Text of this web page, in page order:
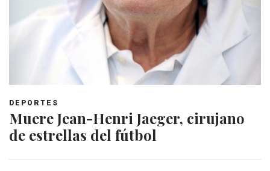
DEPORTES
Muere Jean-Henri Jaeger, cirujano
de estrellas del fútbol